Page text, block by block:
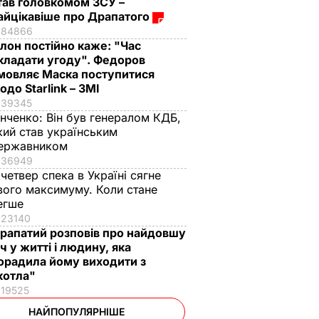
про Драпатого
84866
постійно каже: "Час
угоду". Федоров
Маска поступитися
Starlink – ЗМІ
39345
Він був генералом КДБ,
став українським
36949
спека в Україні сягне
максимуму. Коли стане
23140
розповів про найдовшу
у житті і людину, яка
йому виходити з
19525
НАЙПОПУЛЯРНІШЕ